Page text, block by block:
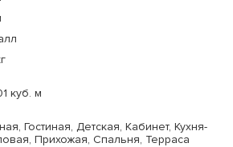
куб. м
Гостиная, Детская, Кабинет, Кухня-
Прихожая, Спальня, Терраса